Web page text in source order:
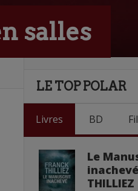
salles
LE TOP POLAR
Livres BD
Le
THILLIEZ